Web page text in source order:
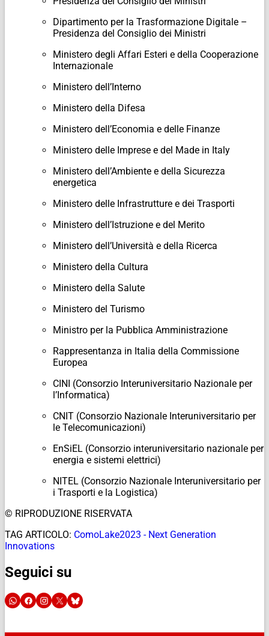
Dipartimento per la Trasformazione Digitale –
Presidenza del Consiglio dei Ministri
Ministero degli Affari Esteri e della Cooperazione
Internazionale
Ministero dell’Interno
Ministero della Difesa
Ministero dell’Economia e delle Finanze
Ministero delle Imprese e del Made in Italy
Ministero dell’Ambiente e della Sicurezza
energetica
Ministero delle Infrastrutture e dei Trasporti
Ministero dell’Istruzione e del Merito
Ministero dell’Università e della Ricerca
Ministero della Cultura
Ministero della Salute
Ministero del Turismo
Ministro per la Pubblica Amministrazione
Rappresentanza in Italia della Commissione
Europea
CINI (Consorzio Interuniversitario Nazionale per
l’Informatica)
CNIT (Consorzio Nazionale Interuniversitario per
le Telecomunicazioni)
EnSiEL (Consorzio interuniversitario nazionale per
energia e sistemi elettrici)
NITEL (Consorzio Nazionale Interuniversitario per
i Trasporti e la Logistica)
© RIPRODUZIONE RISERVATA
TAG ARTICOLO: ComoLake2023 - Next Generation
Innovations
Seguici su